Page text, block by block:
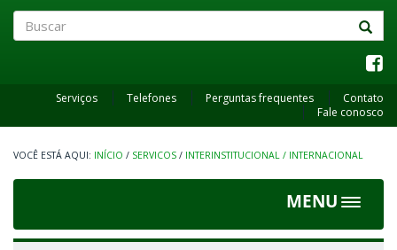
Serviços Telefones Perguntas frequentes
Contato
Fale conosco
INÍCIO / SERVICOS / INTERINSTITUCIONAL / INTERNACIONAL
MENU
Toggle